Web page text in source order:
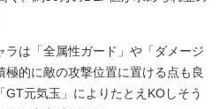
ラは「全属性ガード」や「ダメージ
的に敵の攻撃位置に置ける点も良
元気玉」によりたとえKOしそう